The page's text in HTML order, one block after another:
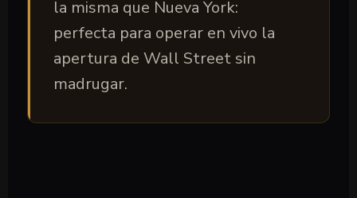
la misma que Nueva York:
perfecta para operar en vivo la
apertura de Wall Street sin
madrugar.